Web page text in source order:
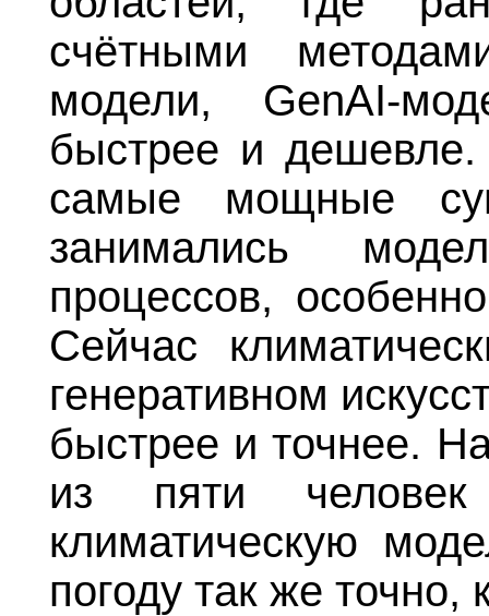
счётными
модели, GenAI-
быстрее и
самые мощные
занимались
процессов,
Сейчас
генеративном
быстрее и точнее.
из пяти
климатическую
погоду так же точно,